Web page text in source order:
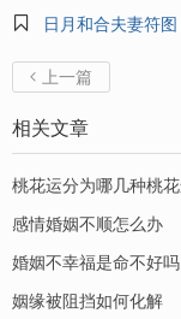

日月和合夫妻符图
 上一篇
相关文章
桃花运分为哪几种桃
感情婚姻不顺怎么办
婚姻不幸福是命不好吗
姻缘被阻挡如何化解